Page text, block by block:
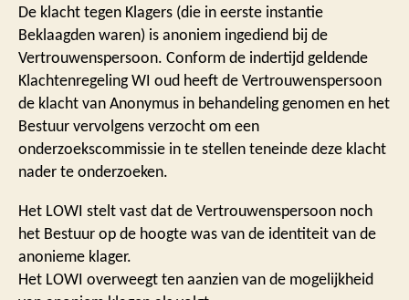
De klacht tegen Klagers (die in eerste instantie
Beklaagden waren) is anoniem ingediend bij de
Vertrouwenspersoon. Conform de indertijd geldende
Klachtenregeling WI oud heeft de Vertrouwenspersoon
de klacht van Anonymus in behandeling genomen en het
Bestuur vervolgens verzocht om een
onderzoekscommissie in te stellen teneinde deze klacht
nader te onderzoeken.
Het LOWI stelt vast dat de Vertrouwenspersoon noch
het Bestuur op de hoogte was van de identiteit van de
anonieme klager.
Het LOWI overweegt ten aanzien van de mogelijkheid